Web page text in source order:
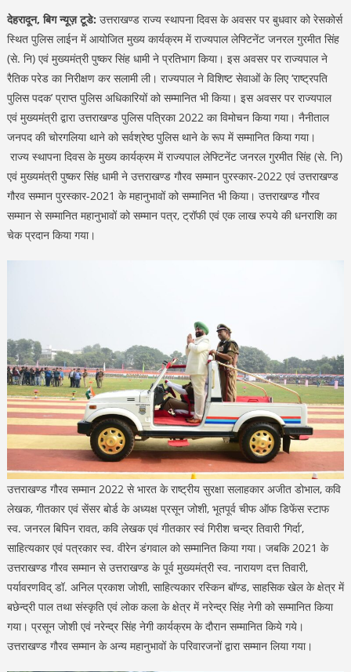
देहरादून, बिग न्यूज़ टूडे: उत्तराखण्ड राज्य स्थापना दिवस के अवसर पर बुधवार को रेसकोर्स
स्थित पुलिस लाईन में आयोजित मुख्य कार्यक्रम में राज्यपाल लेफ्टिनेंट जनरल गुरमीत सिंह
(से. नि) एवं मुख्यमंत्री पुष्कर सिंह धामी ने प्रतिभाग किया। इस अवसर पर राज्यपाल ने
रैतिक परेड का निरीक्षण कर सलामी ली। राज्यपाल ने विशिष्ट सेवाओं के लिए ‘राष्ट्रपति
पुलिस पदक’ प्राप्त पुलिस अधिकारियों को सम्मानित भी किया। इस अवसर पर राज्यपाल
एवं मुख्यमंत्री द्वारा उत्तराखण्ड पुलिस पत्रिका 2022 का विमोचन किया गया। नैनीताल
जनपद की चोरगलिया थाने को सर्वश्रेष्ठ पुलिस थाने के रूप में सम्मानित किया गया।
राज्य स्थापना दिवस के मुख्य कार्यक्रम में राज्यपाल लेफ्टिनेंट जनरल गुरमीत सिंह (से. नि)
एवं मुख्यमंत्री पुष्कर सिंह धामी ने उत्तराखण्ड गौरव सम्मान पुरस्कार-2022 एवं उत्तराखण्ड
गौरव सम्मान पुरस्कार-2021 के महानुभावों को सम्मानित भी किया। उत्तराखण्ड गौरव
सम्मान से सम्मानित महानुभावों को सम्मान पत्र, ट्रॉफी एवं एक लाख रुपये की धनराशि का
चेक प्रदान किया गया।
उत्तराखण्ड गौरव सम्मान 2022 से भारत के राष्ट्रीय सुरक्षा सलाहकार अजीत डोभाल, कवि
लेखक, गीतकार एवं सेंसर बोर्ड के अध्यक्ष प्रसून जोशी, भूतपूर्व चीफ ऑफ डिफेंस स्टाफ
स्व. जनरल बिपिन रावत, कवि लेखक एवं गीतकार स्वं गिरीश चन्द्र तिवारी ‘गिर्दा’,
साहित्यकार एवं पत्रकार स्व. वीरेन डंगवाल को सम्मानित किया गया। जबकि 2021 के
उत्तराखण्ड गौरव सम्मान से उत्तराखण्ड के पूर्व मुख्यमंत्री स्व. नारायण दत्त तिवारी,
पर्यावरणविद् डॉ. अनिल प्रकाश जोशी, साहित्यकार रस्किन बॉण्ड, साहसिक खेल के क्षेत्र में
बछेन्द्री पाल तथा संस्कृति एवं लोक कला के क्षेत्र में नरेन्द्र सिंह नेगी को सम्मानित किया
गया। प्रसून जोशी एवं नरेन्द्र सिंह नेगी कार्यक्रम के दौरान सम्मानित किये गये।
उत्तराखण्ड गौरव सम्मान के अन्य महानुभावों के परिवारजनों द्वारा सम्मान लिया गया।